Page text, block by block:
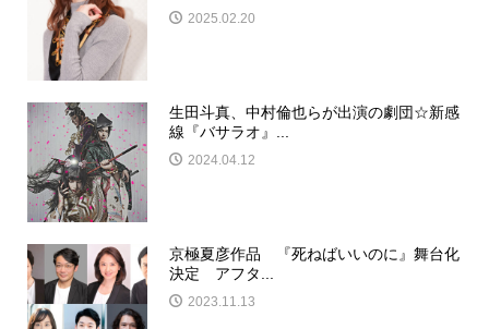
2025.02.20
生田斗真、中村倫也らが出演の劇団☆新感
線『バサラオ』...
2024.04.12
京極夏彦作品 『死ねばいいのに』舞台化
決定 アフタ...
2023.11.13